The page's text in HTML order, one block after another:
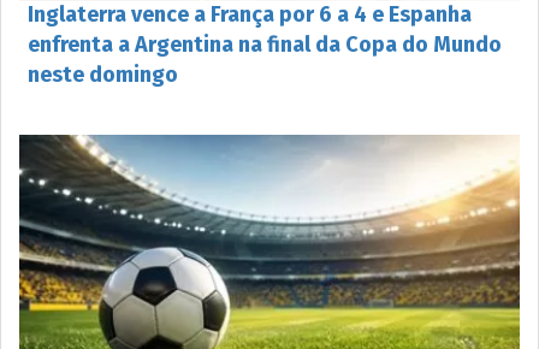
Inglaterra vence a França por 6 a 4 e Espanha
enfrenta a Argentina na final da Copa do Mundo
neste domingo